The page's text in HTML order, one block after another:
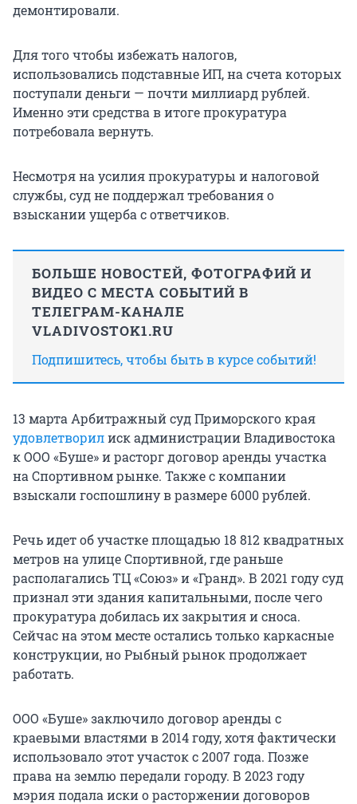
демонтировали.
Для того чтобы избежать налогов,
использовались подставные ИП, на счета которых
поступали деньги — почти миллиард рублей.
Именно эти средства в итоге прокуратура
потребовала вернуть.
Несмотря на усилия прокуратуры и налоговой
службы, суд не поддержал требования о
взыскании ущерба с ответчиков.
БОЛЬШЕ НОВОСТЕЙ, ФОТОГРАФИЙ И
ВИДЕО С МЕСТА СОБЫТИЙ В
ТЕЛЕГРАМ-КАНАЛЕ
VLADIVOSTOK1.RU
Подпишитесь, чтобы быть в курсе событий!
13 марта Арбитражный суд Приморского края
удовлетворилиск администрации Владивостока
к ООО «Буше» и расторг договор аренды участка
на Спортивном рынке. Также с компании
взыскали госпошлину в размере 6000 рублей.
Речь идет об участке площадью 18 812 квадратных
метров на улице Спортивной, где раньше
располагались ТЦ «Союз» и «Гранд». В 2021 году суд
признал эти здания капитальными, после чего
прокуратура добилась их закрытия и сноса.
Сейчас на этом месте остались только каркасные
конструкции, но Рыбный рынок продолжает
работать.
ООО «Буше» заключило договор аренды с
краевыми властями в 2014 году, хотя фактически
использовало этот участок с 2007 года. Позже
права на землю передали городу. В 2023 году
мэрия подала иски о расторжении договоров